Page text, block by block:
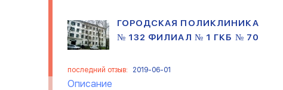
ГОРОДСКАЯ ПОЛИКЛИНИКА
№ 132 ФИЛИАЛ № 1 ГКБ № 70
последний отзыв: 2019-06-01
Описание